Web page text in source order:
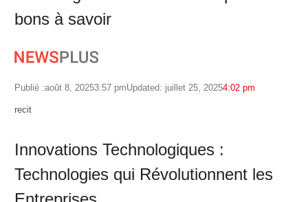
bons à savoir
Publié :août 8, 20253:57 pmUpdated: juillet 25, 20254:02 pm
Author
recit
Innovations Technologiques :
Technologies qui Révolutionnent les